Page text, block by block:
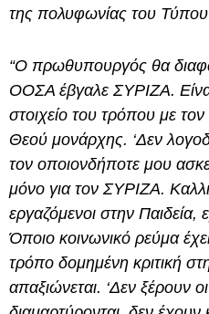
της πολυφωνίας του
“Ο πρωθυπουργός θα
ΟΟΣΑ έβγαλε ΣΥΡΙΖΑ.
στοιχείο του τρόπου με
Θεού μονάρχης. ‘Δεν
τον οποιονδήποτε μου
μόνο για τον ΣΥΡΙΖΑ.
εργαζόμενοι στην Παιδεία,
Όποιο κοινωνικό ρεύμα
τρόπο δομημένη κριτική
απαξιώνεται. ‘Δεν ξέρουν οι